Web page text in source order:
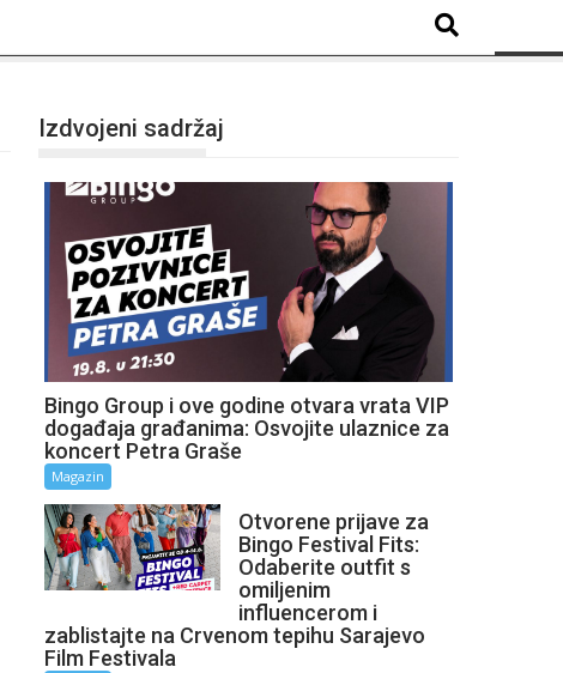
Izdvojeni sadržaj
Bingo Group i ove godine otvara vrata VIP
događaja građanima: Osvojite ulaznice za
koncert Petra Graše
Magazin
Otvorene prijave za
Bingo Festival Fits:
Odaberite outfit s
omiljenim
influencerom i
zablistajte na Crvenom tepihu Sarajevo
Film Festivala